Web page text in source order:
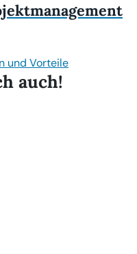
auch!